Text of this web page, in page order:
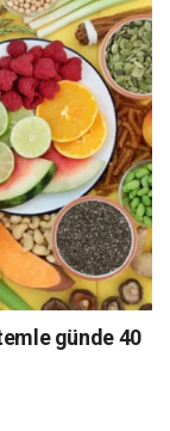
günde 40